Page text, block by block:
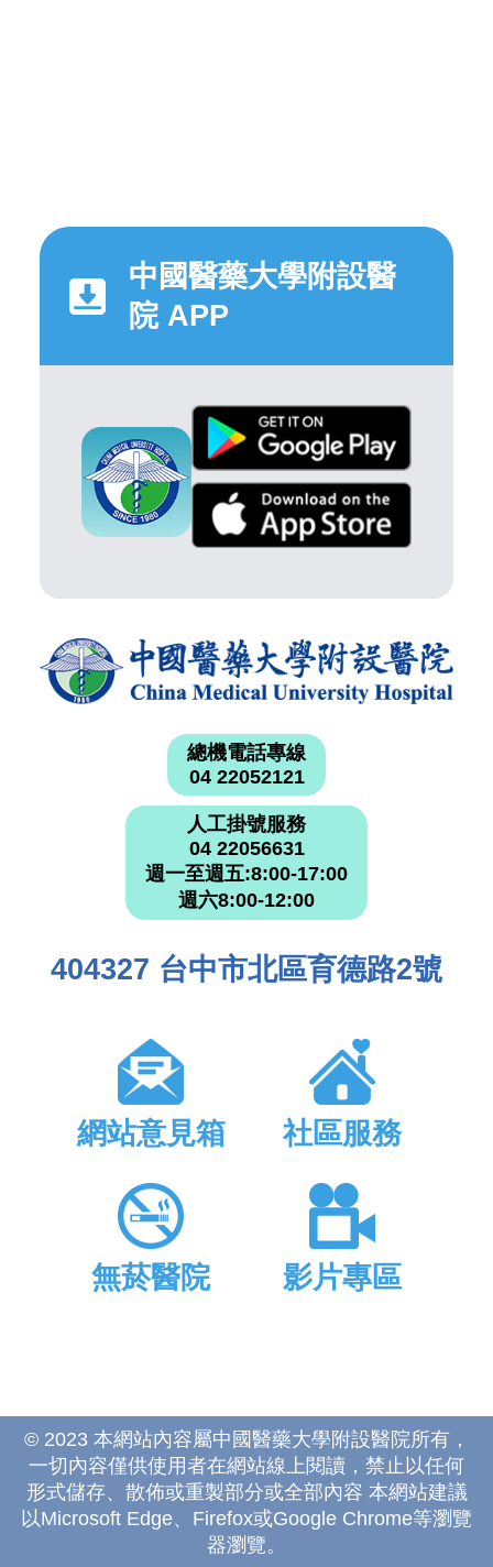
中國醫藥大學附設醫
院 APP
總機電話專線
04 22052121
人工掛號服務
04 22056631
週一至週五:8:00-17:00
週六8:00-12:00
404327 台中市北區育德路2號
網站意見箱 社區服務
無菸醫院 影片專區
© 2023 本網站內容屬中國醫藥大學附設醫院所有，
一切內容僅供使用者在網站線上閱讀，禁止以任何
形式儲存、散佈或重製部分或全部內容 本網站建議
以Microsoft Edge、Firefox或Google Chrome等瀏覽
器瀏覽。